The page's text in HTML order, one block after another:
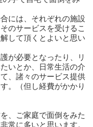
には、それぞれの施設
のサービスを受けるこ
して頂くとよいと思い
が必要となったり、リ
いとか、日常生活の介
、諸々のサービス提供
。（但し経費がかかり
、ご家庭で面倒をみた
常に多いと思います。